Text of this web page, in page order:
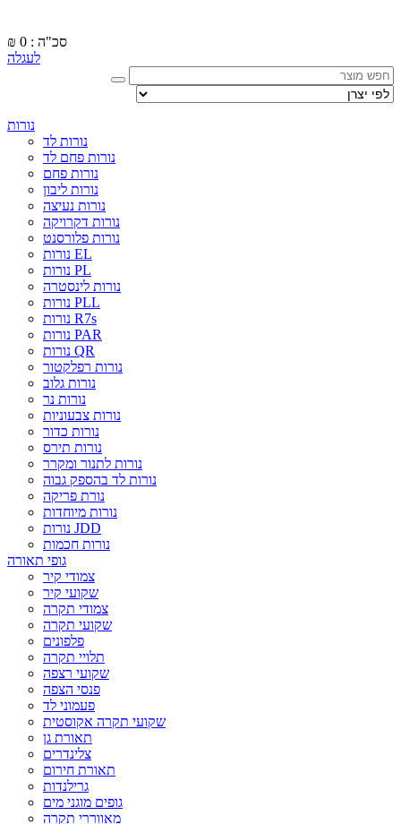
₪
סכ"ה : 0
לעגלה
נורות
נורות לד
נורות פחם לד
נורות פחם
נורות ליבון
נורות נעיצה
נורות דקרויקה
נורות פלורסנט
נורות EL
נורות PL
נורות לינסטרה
נורות PLL
נורות R7s
נורות PAR
נורות QR
נורות רפלקטור
נורות גלוב
נורות נר
נורות צבעוניות
נורות כדור
נורות תירס
נורות לתנור ומקרר
נורות לד בהספק גבוה
נורת פריקה
נורות מיוחדות
נורות JDD
נורות חכמות
גופי תאורה
צמודי קיר
שקועי קיר
צמודי תקרה
שקועי תקרה
פלפונים
תלויי תקרה
שקועי רצפה
פנסי הצפה
פעמוני לד
שקועי תקרה אקוסטית
תאורת גן
צלינדרים
תאורת חירום
גרילנדות
גופים מוגני מים
מאווררי תקרה